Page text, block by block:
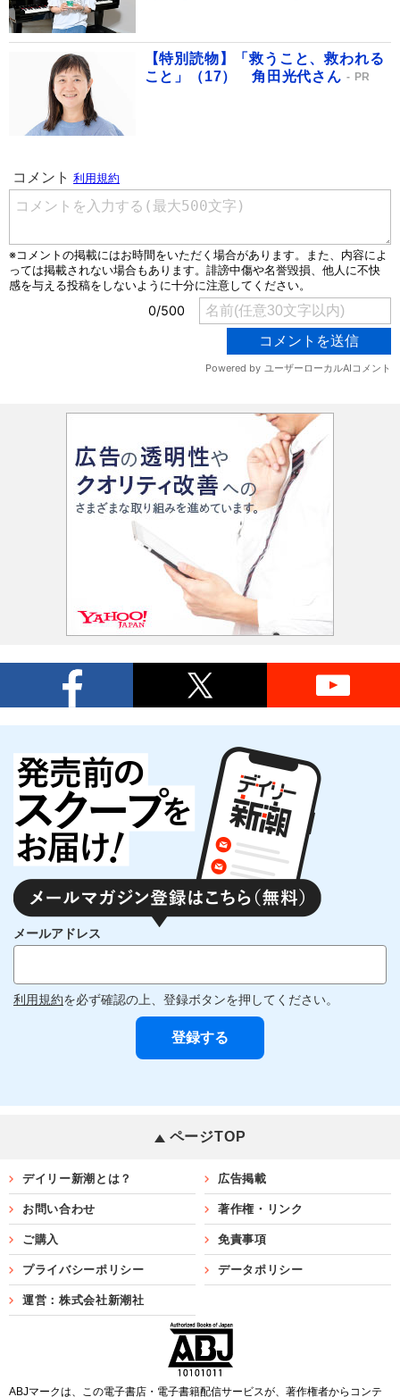
【特別読物】「救うこと、救われる
こと」（17） 角田光代さん
PR
メールアドレス
利用規約を必ず確認の上、登録ボタンを押してください。
ページTOP
デイリー新潮とは？ 広告掲載
お問い合わせ 著作権・リンク
ご購入 免責事項
プライバシーポリシー データポリシー
運営：株式会社新潮社
ABJマークは、この電子書店・電子書籍配信サービスが、著作権者からコンテ